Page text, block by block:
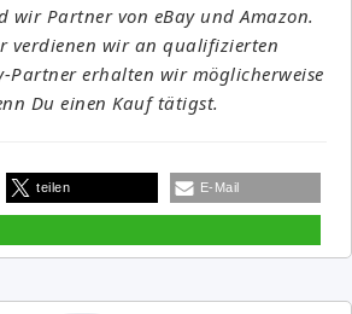
wir Partner von eBay und Amazon.
verdienen wir an qualifizierten
Partner erhalten wir möglicherweise
Du einen Kauf tätigst.
teilen E-Mail